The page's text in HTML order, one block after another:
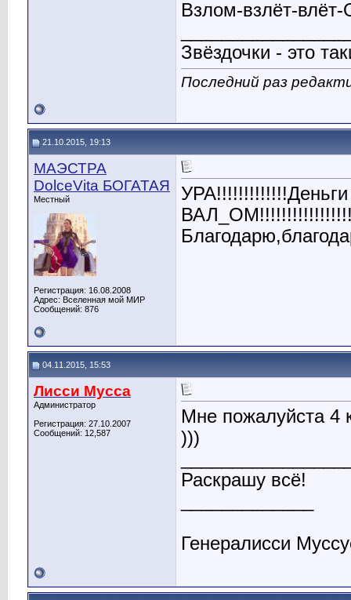
Взлом-взлёт-
Звёздочки - это
Последний раз
21.10.2015, 19:13
МАЭСТРА
DolceVita БОГАТАЯ
Местный
Регистрация: 16.08.2008
Адрес: Вселенная мой МИР
Сообщений: 876
04.11.2015, 15:53
Лисси Мусса
Администратор
Регистрация: 27.10.2007
Сообщений: 12,587
Мне пожалуйста 4
)))
Раскрашу всё!
Генералисси